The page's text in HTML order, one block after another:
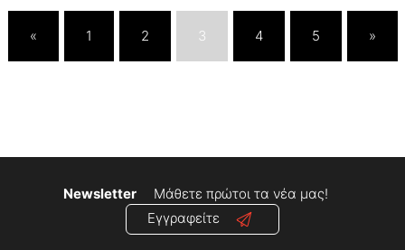
« 1 2 3 4 5 »
Newsletter
Μάθετε πρώτοι τα νέα μας!
Εγγραφείτε